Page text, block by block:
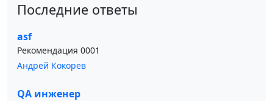
Последние ответы
asf
Рекомендация 0001
Андрей Кокорев
QA инженер